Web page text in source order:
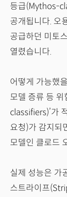
등급(Mythos-
공개됩니다. 오
공급하던 미토
열렸습니다.
어떻게 가능했
모델 증류 등
classifiers)’가
요청)가 감지되
모델인 클로드
실제 성능은 가
스트라이프